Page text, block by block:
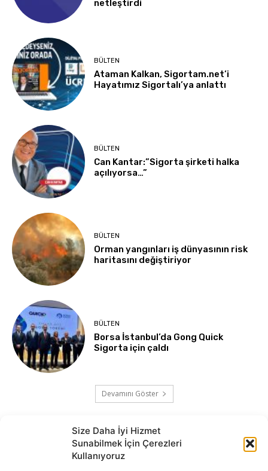
Size Daha İyi Hizmet
Sunabilmek İçin Çerezleri
Kullanıyoruz
netleştirdi
BÜLTEN
Ataman Kalkan, Sigortam.net’i
Hayatımız Sigortalı’ya anlattı
BÜLTEN
Can Kantar:”Sigorta şirketi halka
açılıyorsa…”
BÜLTEN
Orman yangınları iş dünyasının risk
haritasını değiştiriyor
BÜLTEN
Borsa İstanbul’da Gong Quick
Sigorta için çaldı
Devamını Göster